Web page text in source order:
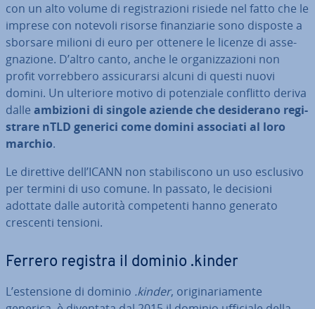
con un alto volume di re­gi­stra­zio­ni risiede nel fatto che le
imprese con notevoli risorse fi­nan­zia­rie sono disposte a
sborsare milioni di euro per ottenere le licenze di as­se­
gna­zio­ne. D’altro canto, anche le or­ga­niz­za­zio­ni non
profit vor­reb­be­ro as­si­cu­rar­si alcuni di questi nuovi
domini. Un ulteriore motivo di po­ten­zia­le conflitto deriva
dalle ambizioni di singole aziende che de­si­de­ra­no re­gi­
stra­re nTLD generici come domini associati al loro
marchio.
Le direttive dell’ICANN non sta­bi­li­sco­no un uso esclusivo
per termini di uso comune. In passato, le decisioni
adottate dalle autorità com­pe­ten­ti hanno generato
crescenti tensioni.
Ferrero registra il dominio .kinder
L’esten­sio­ne di dominio .kinder, ori­gi­na­ria­men­te